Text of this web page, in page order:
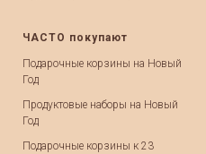
ЧАСТО покупают
Подарочные корзины на Новый
Год
Продуктовые наборы на Новый
Год
Подарочные корзины к 23